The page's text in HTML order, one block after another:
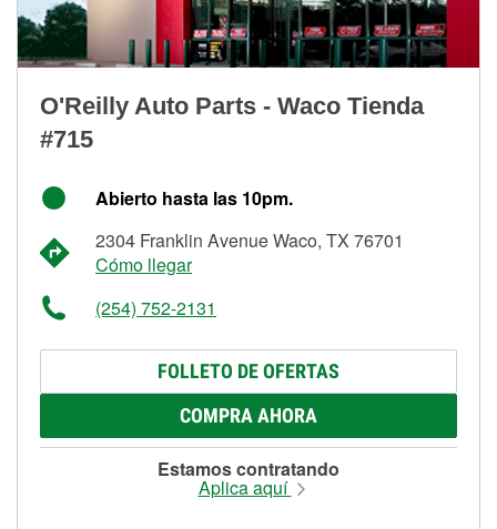
O'Reilly Auto Parts - Waco Tienda
#715
Abierto hasta las 10pm.
2304 Franklin Avenue Waco, TX 76701
Cómo llegar
(254) 752-2131
FOLLETO DE OFERTAS
COMPRA AHORA
Estamos contratando
Aplica aquí